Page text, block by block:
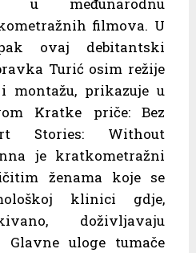
filmova. U
ovaj debitantski
Turić osim režije
montažu, prikazuje u
Kratke priče: Bez
Stories: Without
je kratkometražni
ženama koje se
klinici gdje,
doživljavaju
uloge tumače